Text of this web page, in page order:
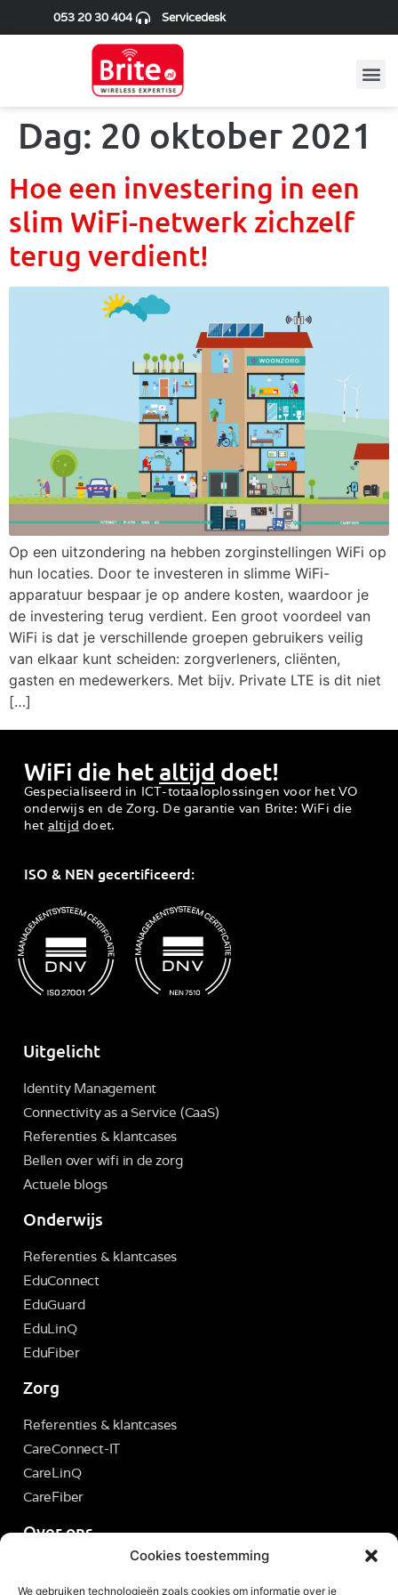
Cookies toestemming
We gebruiken technologieën zoals cookies om informatie over je
053 20 30 404 Servicedesk
Dag: 20 oktober 2021
Hoe een investering in een
slim WiFi-netwerk zichzelf
terug verdient!
Op een uitzondering na hebben zorginstellingen WiFi op
hun locaties. Door te investeren in slimme WiFi-
apparatuur bespaar je op andere kosten, waardoor je
de investering terug verdient. Een groot voordeel van
WiFi is dat je verschillende groepen gebruikers veilig
van elkaar kunt scheiden: zorgverleners, cliënten,
gasten en medewerkers. Met bijv. Private LTE is dit niet
[…]
WiFi die het altijd doet!
Gespecialiseerd in ICT-totaaloplossingen voor het VO
onderwijs en de Zorg. De garantie van Brite: WiFi die
het altijd doet.
ISO & NEN gecertificeerd:
Uitgelicht
Identity Management
Connectivity as a Service (CaaS)
Referenties & klantcases
Bellen over wifi in de zorg
Actuele blogs
Onderwijs
Referenties & klantcases
EduConnect
EduGuard
EduLinQ
EduFiber
Zorg
Referenties & klantcases
CareConnect-IT
CareLinQ
CareFiber
Over ons